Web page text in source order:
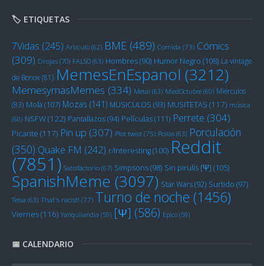
🏷️ ETIQUETAS
7Vidas (245) Artículo (62) BME (489) Comida (73) Cómics
(309) Drojas (70) FALSO (63) Hombres(90) Humor Negro (108) La vintage
de Bonox(81) MemesEnEspanol (3212)
MemesymasMemes (334) Metal (63) MiedOctubre (60) Miérculos
(83) Mola (107) Mozas (141) MUSICULOS (93) MUSITETAS (117) música
(60) NSFW(122) Pantallazos(94) Películas(111) Perrete (304)
Picante (117) Pin up (307) Plot twist (75) Pollas (63) Porculación
(350) Quake FM (242) r/Interesting(100) Reddit
(7851) Satisfactorio (67) Simpsons(98) Sin pirulís [Ψ] (105)
SpanishMeme (3097) Star Wars(92) Surtido (97)
Tessa (63) That's racist! (77) Turno de noche (1456)
Viernes(116) Yanquilandia (59) [Ψ] (586) Épico (59)
📅 CALENDARIO